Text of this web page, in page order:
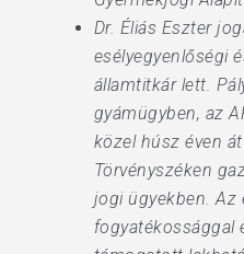
Dr. Éliás Eszter
esélyegyenlőségi
államtitkár lett.
gyámügyben, az
közel húsz éven
Törvényszéken
jogi ügyekben. Az
fogyatékossággal